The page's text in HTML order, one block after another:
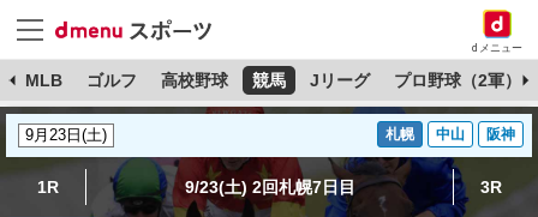
dメニュー
MLB ゴルフ 高校野球 競馬 Jリーグ プロ野球（2軍）
札幌 中山 阪神
1R 9/23(土) 2回札幌7日目 3R